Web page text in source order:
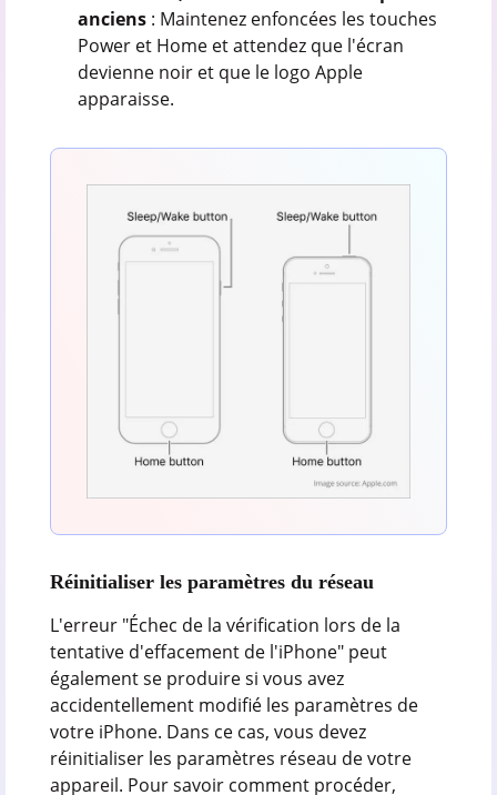
anciens : Maintenez enfoncées les touches
Power et Home et attendez que l'écran
devienne noir et que le logo Apple
apparaisse.
Réinitialiser les paramètres du réseau
L'erreur "Échec de la vérification lors de la
tentative d'effacement de l'iPhone" peut
également se produire si vous avez
accidentellement modifié les paramètres de
votre iPhone. Dans ce cas, vous devez
réinitialiser les paramètres réseau de votre
appareil. Pour savoir comment procéder,